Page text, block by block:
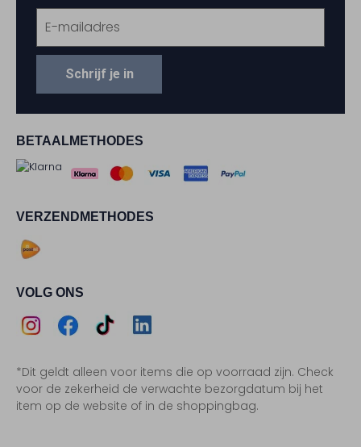
BETAALMETHODES
VERZENDMETHODES
VOLG ONS
Instagram
Facebook
TikTokLinkedIn
*Dit geldt alleen voor items die op voorraad zijn. Check
voor de zekerheid de verwachte bezorgdatum bij het
item op de website of in de shoppingbag.
Schrijf je in